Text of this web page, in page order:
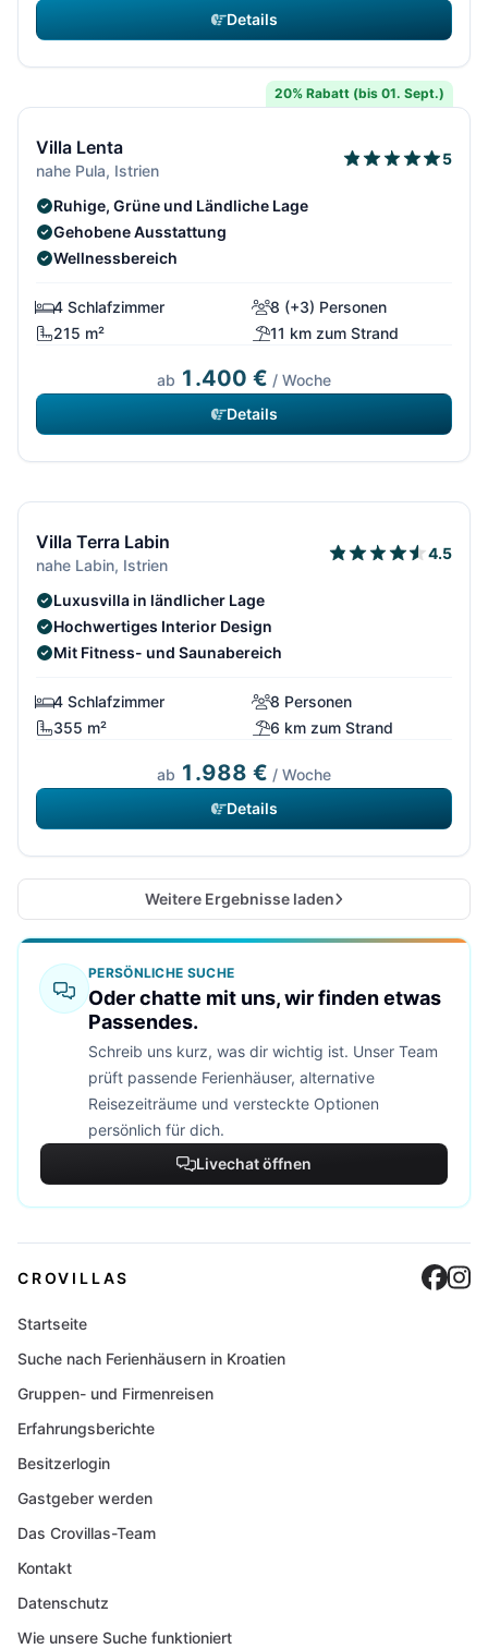
Details
20% Rabatt (bis 01. Sept.)
Villa Lenta
nahe Pula, Istrien
5
Ruhige, Grüne und Ländliche Lage
Gehobene Ausstattung
Wellnessbereich
4 Schlafzimmer
8 (+3) Personen
215 m²
11 km zum Strand
ab 1.400 € / Woche
Details
Villa Terra Labin
nahe Labin, Istrien
4.5
Luxusvilla in ländlicher Lage
Hochwertiges Interior Design
Mit Fitness- und Saunabereich
4 Schlafzimmer
8 Personen
355 m²
6 km zum Strand
ab 1.988 € / Woche
Details
Weitere Ergebnisse laden
PERSÖNLICHE SUCHE
Oder chatte mit uns, wir finden etwas
Passendes.
Schreib uns kurz, was dir wichtig ist. Unser Team
prüft passende Ferienhäuser, alternative
Reisezeiträume und versteckte Optionen
persönlich für dich.
Livechat öffnen
CROVILLAS
Startseite
Suche nach Ferienhäusern in Kroatien
Gruppen- und Firmenreisen
Erfahrungsberichte
Besitzerlogin
Gastgeber werden
Das Crovillas-Team
Kontakt
Datenschutz
Wie unsere Suche funktioniert